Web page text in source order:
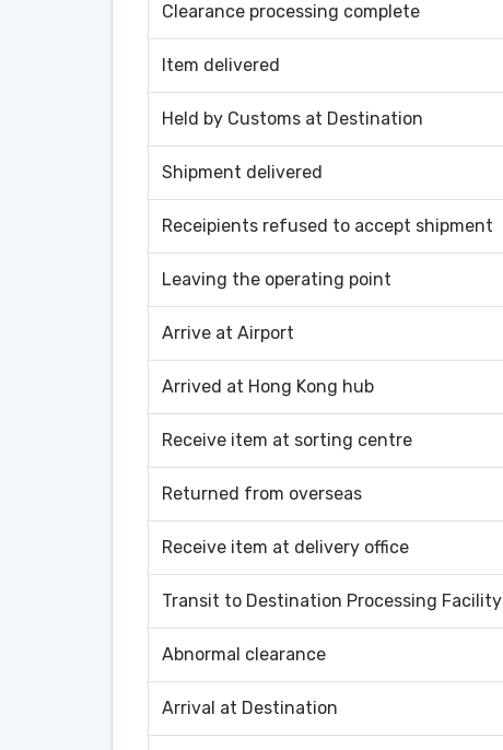
Clearance processing complete
Item delivered
Held by Customs at Destination
Shipment delivered
Receipients refused to accept shipment
Leaving the operating point
Arrive at Airport
Arrived at Hong Kong hub
Receive item at sorting centre
Returned from overseas
Receive item at delivery office
Transit to Destination Processing Facility
Abnormal clearance
Arrival at Destination